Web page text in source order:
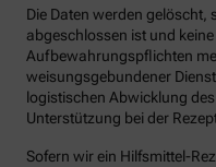
Die Daten werden gelöscht,
abgeschlossen ist und
Aufbewahrungspflichten
weisungsgebundener
logistischen Abwicklung
Unterstützung bei der
Sofern wir ein Hilfsmittel-